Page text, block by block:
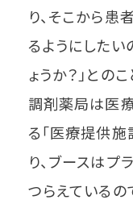
り、そこから
るようにしたい
ょうか？」とのこ
調剤薬局は医
る「医療提供施
り、ブースはプ
つらえているの